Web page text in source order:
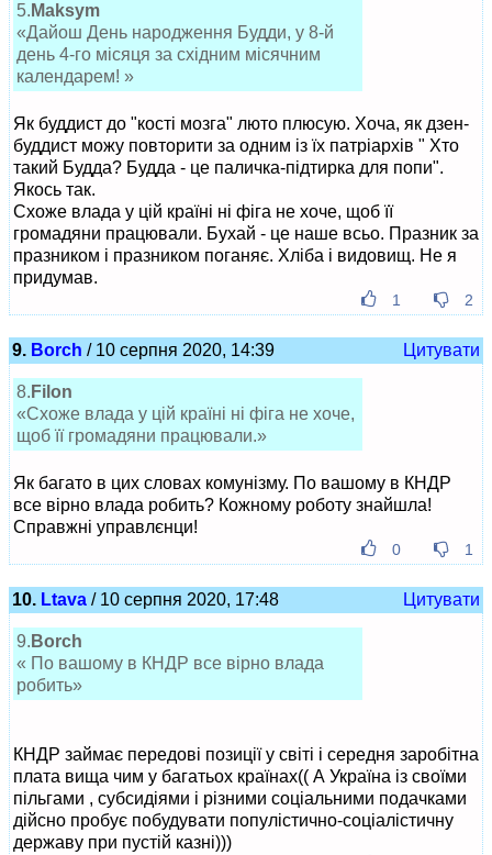
5. Maksym
«Дайош День народження Будди, у 8-й
день 4-го місяця за східним місячним
календарем! »
Як буддист до "кості мозга" люто плюсую. Хоча, як дзен-
буддист можу повторити за одним із їх патріархів " Хто
такий Будда? Будда - це паличка-підтирка для попи".
Якось так.
Схоже влада у цій країні ні фіга не хоче, щоб її
громадяни працювали. Бухай - це наше всьо. Празник за
празником і празником поганяє. Хліба і видовищ. Не я
придумав.
1 2
9. Borch / 10 серпня 2020, 14:39 Цитувати
8. Filon
«Схоже влада у цій країні ні фіга не хоче,
щоб її громадяни працювали.»
Як багато в цих словах комунізму. По вашому в КНДР
все вірно влада робить? Кожному роботу знайшла!
Справжні управлєнци!
0 1
10. Ltava / 10 серпня 2020, 17:48 Цитувати
9. Borch
« По вашому в КНДР все вірно влада
робить»
КНДР займає передові позиції у світі і середня заробітна
плата вища чим у багатьох країнах(( А Україна із своїми
пільгами , субсидіями і різними соціальними подачками
дійсно пробує побудувати популістично-соціалістичну
державу при пустій казні)))